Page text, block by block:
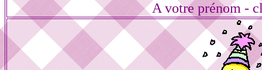
A votre prénom -